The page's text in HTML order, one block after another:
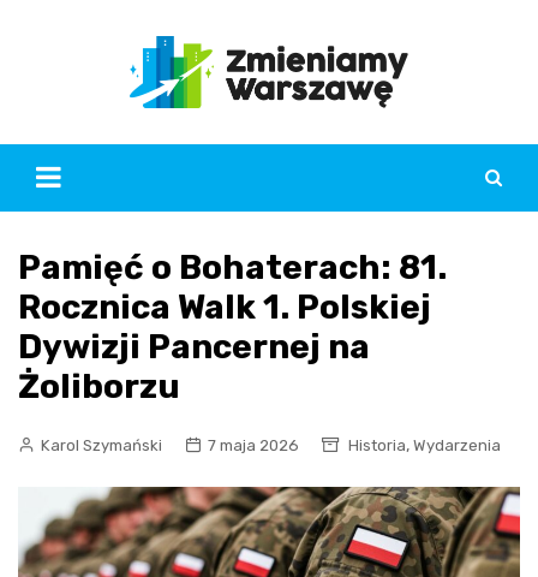
Pamięć o Bohaterach: 81.
Rocznica Walk 1. Polskiej
Dywizji Pancernej na
Żoliborzu
Karol Szymański 7 maja 2026 Historia, Wydarzenia